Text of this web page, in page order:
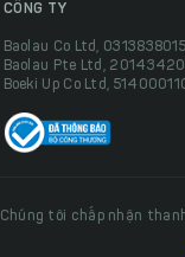
CÔNG TY
Baolau Co Ltd,
Baolau Pte Ltd,
Boeki Up Co Ltd,
Chúng tôi chấp nhận